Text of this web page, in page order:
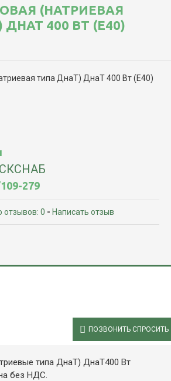
(НАТРИЕВАЯ
400 ВТ (Е40)
279
отзывов: 0 - Написать отзыв
ПОЗВОНИТЬ СПРОСИТЬ
типа ДнаТ) ДнаТ400 Вт
без НДС.